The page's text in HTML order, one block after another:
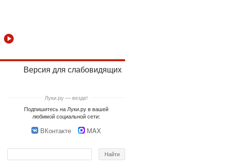
Версия для слабовидящих
Луки.ру — везде!
Подпишитесь на Луки.ру в вашей
любимой социальной сети:
ВКонтакте MAX